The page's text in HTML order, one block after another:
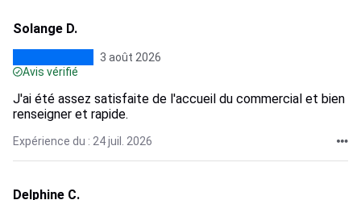
Solange D.
3 août 2026
Avis vérifié
J'ai été assez satisfaite de l'accueil du commercial et bien
renseigner et rapide.
Expérience du : 24 juil. 2026
Delphine C.